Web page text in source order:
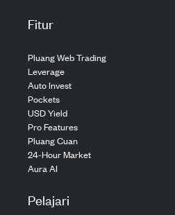
Fitur
Pluang Web Trading
Leverage
Auto Invest
Pockets
USD Yield
Pro Features
Pluang Cuan
24-Hour Market
Aura AI
Pelajari